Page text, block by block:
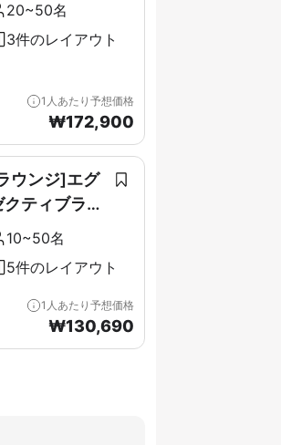
20~50名
3件のレイアウト
1人あたり予想価格
₩172,900
ウンジ]エグ
クティブラウ
ジ＆テラス全
10~50名
5件のレイアウト
1人あたり予想価格
₩130,690